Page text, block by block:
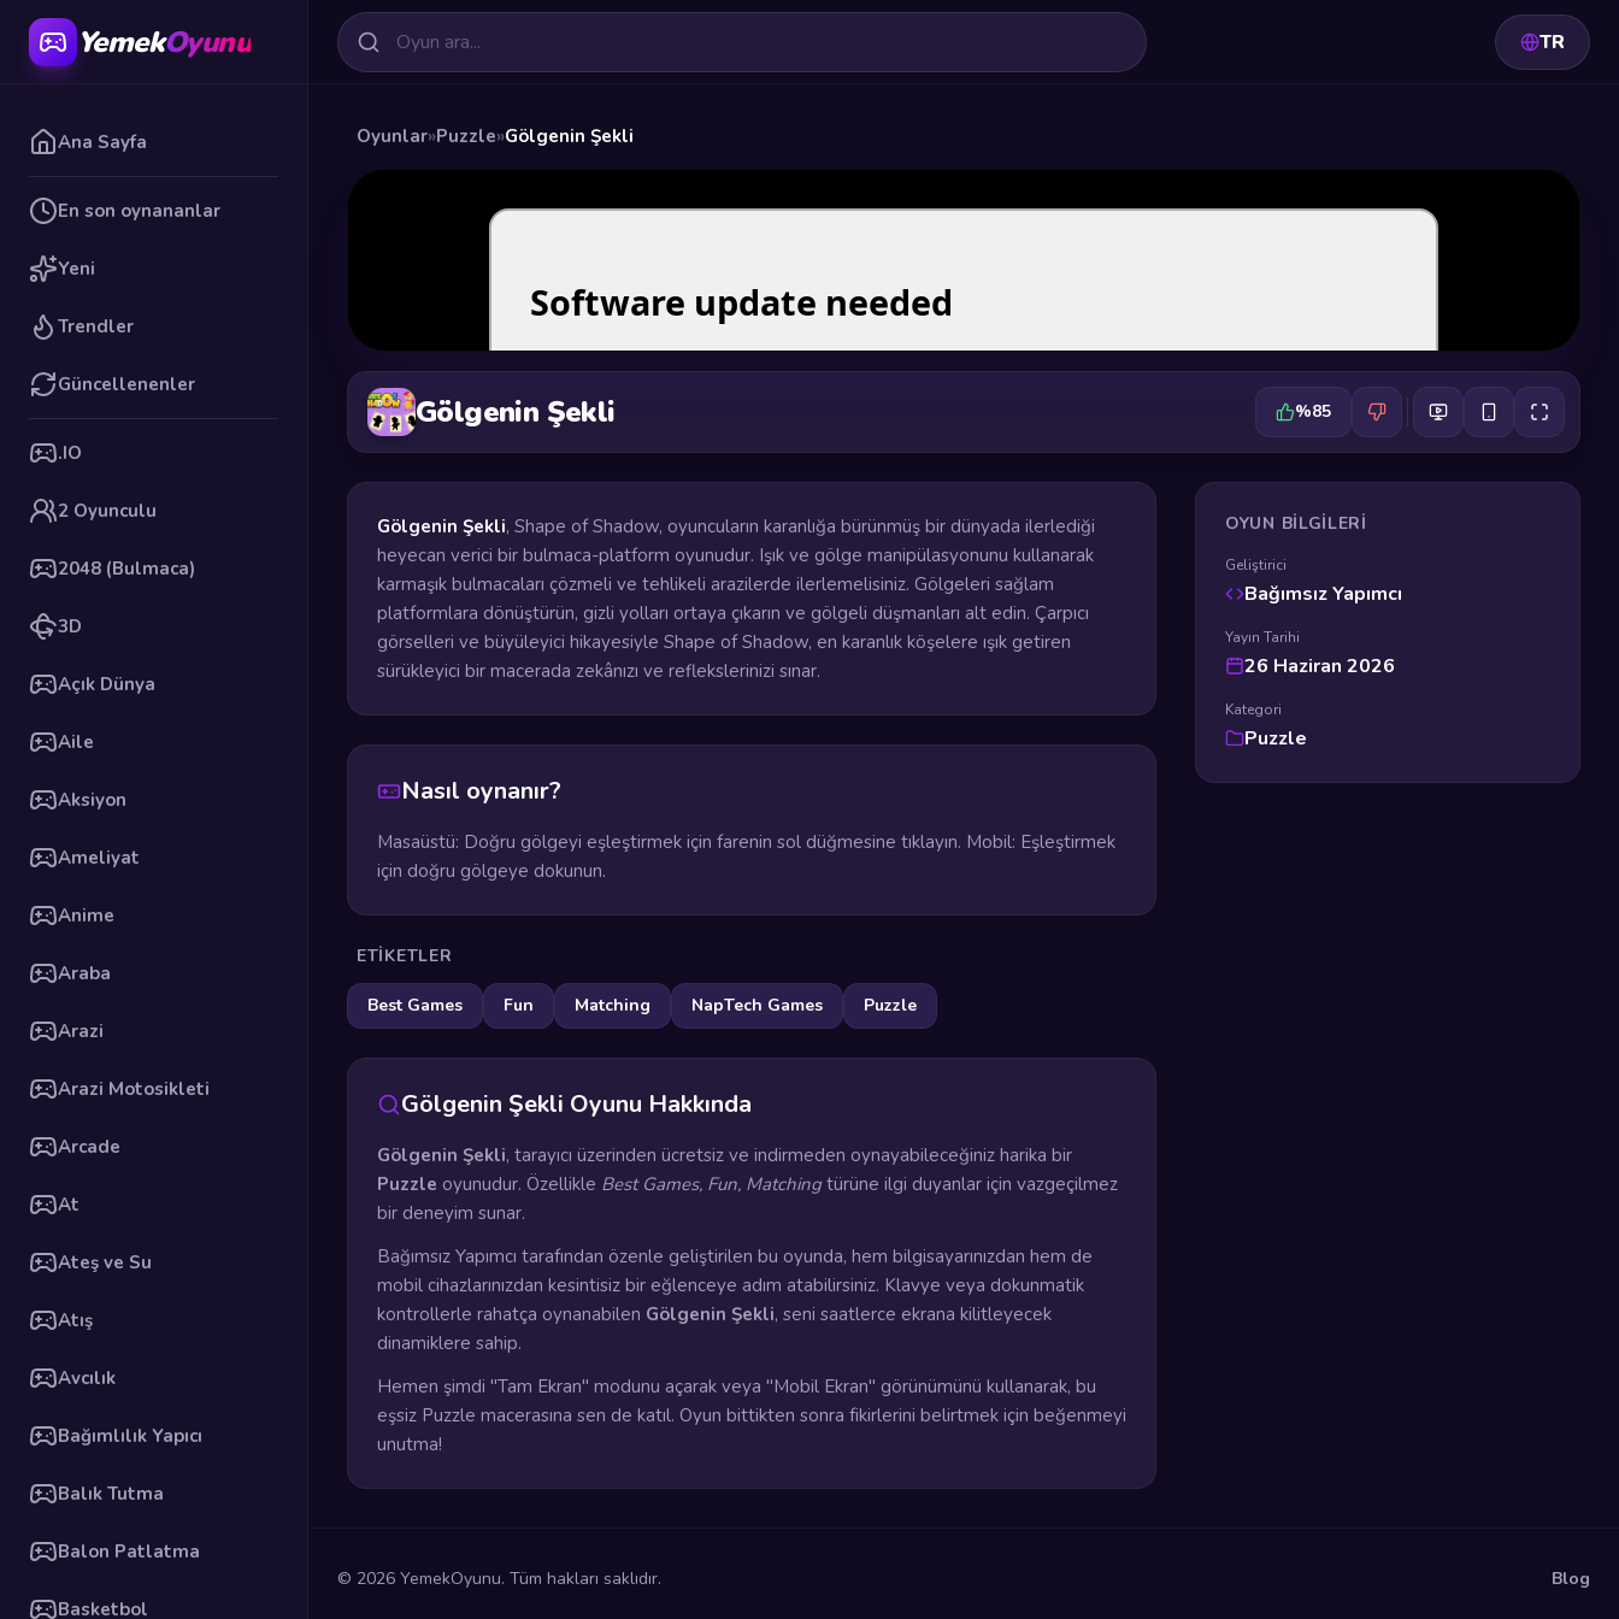
YemekOyunu
Ana Sayfa
En son oynananlar
Yeni
Trendler
Güncellenenler
.IO
2 Oyunculu
2048 (Bulmaca)
3D
Açık Dünya
Aile
Aksiyon
Ameliyat
Anime
Araba
Arazi
Arazi Motosikleti
Arcade
At
Ateş ve Su
Atış
Avcılık
Bağımlılık Yapıcı
Balık Tutma
Balon Patlatma
Basketbol
TR
Oyunlar»Puzzle»Gölgenin Şekli
Gölgenin Şekli %85
Gölgenin Şekli, Shape of Shadow, oyuncuların karanlığa bürünmüş bir dünyada ilerlediği
heyecan verici bir bulmaca-platform oyunudur. Işık ve gölge manipülasyonunu kullanarak
karmaşık bulmacaları çözmeli ve tehlikeli arazilerde ilerlemelisiniz. Gölgeleri sağlam
platformlara dönüştürün, gizli yolları ortaya çıkarın ve gölgeli düşmanları alt edin. Çarpıcı
görselleri ve büyüleyici hikayesiyle Shape of Shadow, en karanlık köşelere ışık getiren
sürükleyici bir macerada zekânızı ve reflekslerinizi sınar.
Nasıl oynanır?
Masaüstü: Doğru gölgeyi eşleştirmek için farenin sol düğmesine tıklayın. Mobil: Eşleştirmek
için doğru gölgeye dokunun.
ETIKETLER
Best Games Fun Matching NapTech Games Puzzle
Gölgenin Şekli Oyunu Hakkında
Gölgenin Şekli, tarayıcı üzerinden ücretsiz ve indirmeden oynayabileceğiniz harika bir
Puzzle oyunudur. Özellikle Best Games, Fun, Matchingtürüne ilgi duyanlar için vazgeçilmez
bir deneyim sunar.
Bağımsız Yapımcı tarafından özenle geliştirilen bu oyunda, hem bilgisayarınızdan hem de
mobil cihazlarınızdan kesintisiz bir eğlenceye adım atabilirsiniz. Klavye veya dokunmatik
kontrollerle rahatça oynanabilen Gölgenin Şekli, seni saatlerce ekrana kilitleyecek
dinamiklere sahip.
Hemen şimdi "Tam Ekran" modunu açarak veya "Mobil Ekran" görünümünü kullanarak, bu
eşsiz Puzzle macerasına sen de katıl. Oyun bittikten sonra fikirlerini belirtmek için beğenmeyi
unutma!
OYUN BILGILERI
Geliştirici
Bağımsız Yapımcı
Yayın Tarihi
26 Haziran 2026
Kategori
Puzzle
© 2026 YemekOyunu. Tüm hakları saklıdır. Blog